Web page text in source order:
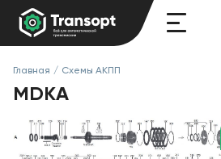
Главная / Схемы АКПП
MDKA